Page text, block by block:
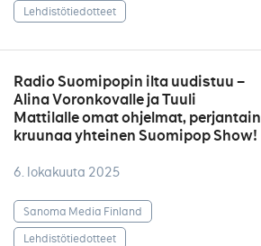
Lehdistötiedotteet
Radio Suomipopin ilta uudistuu –
Alina Voronkovalle ja Tuuli
Mattilalle omat ohjelmat, perjantain
kruunaa yhteinen Suomipop Show!
6. lokakuuta 2025
Sanoma Media Finland
Lehdistötiedotteet